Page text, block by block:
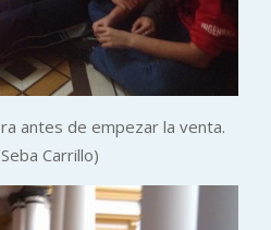
antes de empezar la venta.
Carrillo)